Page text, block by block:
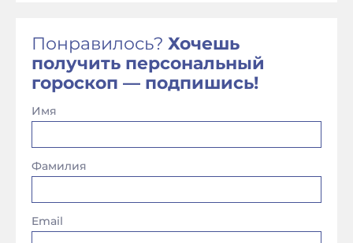
Понравилось? Хочешь
получить персональный
гороскоп — подпишись!
Имя
Фамилия
Email